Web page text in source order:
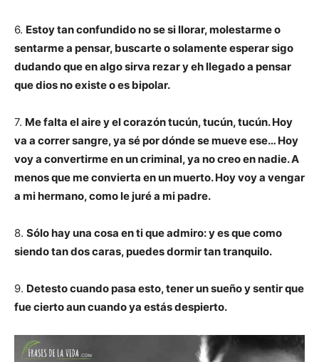
6. Estoy tan confundido no se si llorar, molestarme o
sentarme a pensar, buscarte o solamente esperar sigo
dudando que en algo sirva rezar y eh llegado a pensar
que dios no existe o es bipolar.
7. Me falta el aire y el corazón tucún, tucún, tucún. Hoy
va a correr sangre, ya sé por dónde se mueve ese… Hoy
voy a convertirme en un criminal, ya no creo en nadie. A
menos que me convierta en un muerto. Hoy voy a vengar
a mi hermano, como le juré a mi padre.
8. Sólo hay una cosa en ti que admiro: y es que como
siendo tan dos caras, puedes dormir tan tranquilo.
9. Detesto cuando pasa esto, tener un sueño y sentir que
fue cierto aun cuando ya estás despierto.